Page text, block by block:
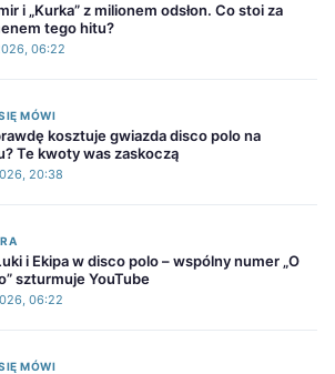
i „Kurka” z milionem odsłon. Co stoi za
tego hitu?
06:22
MÓWI
kosztuje gwiazda disco polo na
Te kwoty was zaskoczą
20:38
i Ekipa w disco polo – wspólny numer „O
szturmuje YouTube
06:22
MÓWI